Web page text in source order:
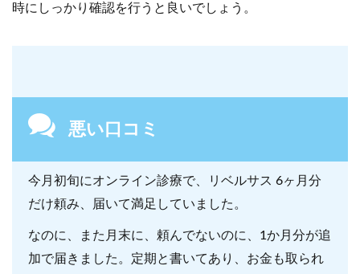
時にしっかり確認を行うと良いでしょう。
悪い口コミ
今月初旬にオンライン診療で、リベルサス 6ヶ月分
だけ頼み、届いて満足していました。
なのに、また月末に、頼んでないのに、1か月分が追
加で届きました。定期と書いてあり、お金も取られ